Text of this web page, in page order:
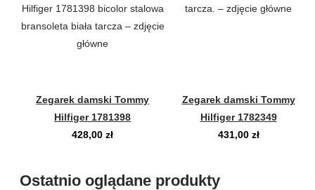
Zegarek damski Tommy
Hilfiger 1781398
428,00zł
Zegarek damski Tommy
Hilfiger 1782349
431,00 zł
Ostatnio oglądane produkty